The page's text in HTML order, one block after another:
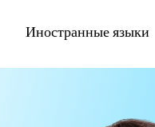
Иностранные языки